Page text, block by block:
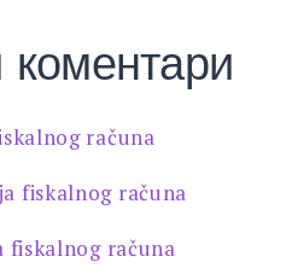
računa
fiskalnog računa
fiskalnog računa